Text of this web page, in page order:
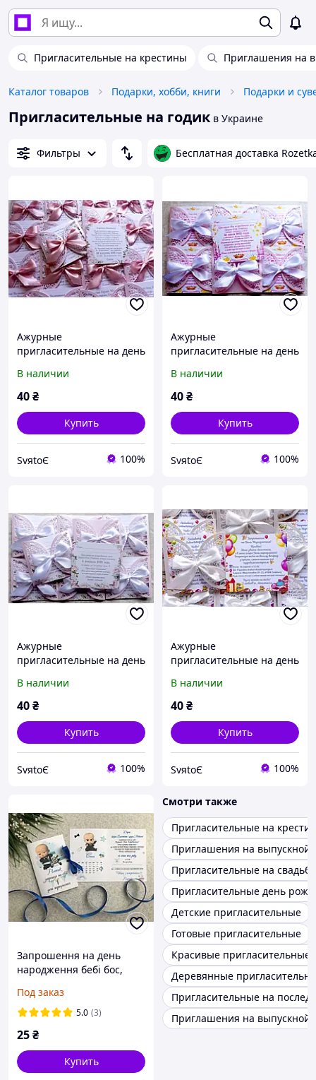
Пригласительные на крестины Приглашения на
Каталог товаров Подарки, хобби, книги Подарки и
Пригласительные на годик в Украине
Фильтры Бесплатная доставка
Ажурные
пригласительные на день
ручной работы
В наличии
40₴
Купить
SvяtoЄ 100%
Ажурные
пригласительные на день
ручной работы
В наличии
40₴
Купить
SvяtoЄ 100%
Ажурные
пригласительные на день
ручной работы
В наличии
40₴
Купить
SvяtoЄ 100%
Ажурные
пригласительные на день
ручной работы
В наличии
40₴
Купить
SvяtoЄ 100%
Запрошення на день
народження бебі бос,
Под заказ
5.0 (3)
25₴
Купить
Смотри также
Пригласительные на
Приглашения на выпускной
Пригласительные на свадьбу
Пригласительные день
Детские пригласительные
Готовые пригласительные
Красивые пригласительные
Деревянные
Пригласительные на
Приглашения на выпускной